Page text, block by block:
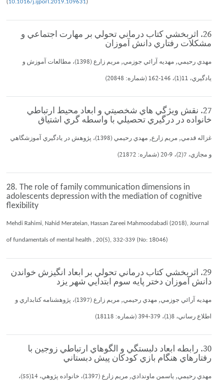
(10.1016/j.ijporl.2019.109631)
26. اثربخشي كتاب درماني تحولي بر مهارت اجتماعي و
مشكلات رفتاري دانش آموزان
مهدي رحيمي, مهديه آرائي جوزمي, مريم زارع (1398)، مطالعات آموزش و
يادگيري، 11(1)، 146-162 (شماره: 20848)
27. نقش ويژگي هاي شخصيتي و ابعاد محيط ارتباطي
خانواده در درگيري تحصيلي با واسطه گري اشتياق
غزاله قدمي, مريم زارع, مهدي رحيمي (1398)، پژوهش در يادگيري آموزشگاهي
و مجازي، 7(2)، 9-20 (شماره: 21872)
28. The role of family communication dimensions in
adolescents depression with the mediation of cognitive
flexibility
Mehdi Rahimi, Nahid Merateian, Hassan Zareei Mahmoodabadi (2018), Journal
of fundamentals of mental health , 20(5), 332-339 (No: 18046)
29. اثربخشي كتاب درماني تحولي بر ابعاد انگيزش خواندن
دانش آموزان دختر پايه سوم ابتدايي شهر يزد
مهديه آرائي جوزمي, مهدي رحيمي, مريم زارع (1397)، پژوهشنامه كتابداري و
اطلاع رساني، 8(1)، 379-394 (شماره: 18118)
30. رابطه ابعاد دلبستگي و الگوهاي ارتباطي زوجين با
رفتارهاي هنگام بازي كودكان پيش دبستاني
مهدي رحيمي, ياسمن ماوندادي, مريم زارع (1397)، خانواده پژوهي، 14(55)،